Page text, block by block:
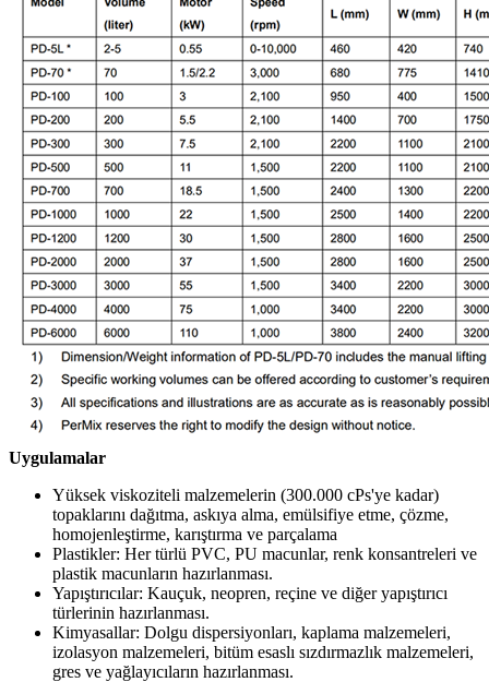
Uygulamalar
Yüksek viskoziteli malzemelerin (300.000 cPs'ye kadar)
topaklarını dağıtma, askıya alma, emülsifiye etme, çözme,
homojenleştirme, karıştırma ve parçalama
Plastikler: Her türlü PVC, PU macunlar, renk konsantreleri ve
plastik macunların hazırlanması.
Yapıştırıcılar: Kauçuk, neopren, reçine ve diğer yapıştırıcı
türlerinin hazırlanması.
Kimyasallar: Dolgu dispersiyonları, kaplama malzemeleri,
izolasyon malzemeleri, bitüm esaslı sızdırmazlık malzemeleri,
gres ve yağlayıcıların hazırlanması.